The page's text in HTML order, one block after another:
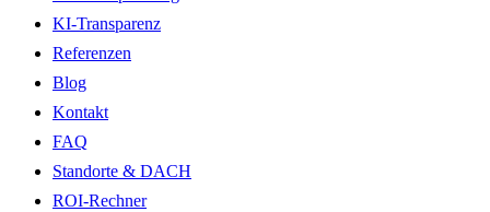
KI-Transparenz
Referenzen
Blog
Kontakt
FAQ
Standorte & DACH
ROI-Rechner